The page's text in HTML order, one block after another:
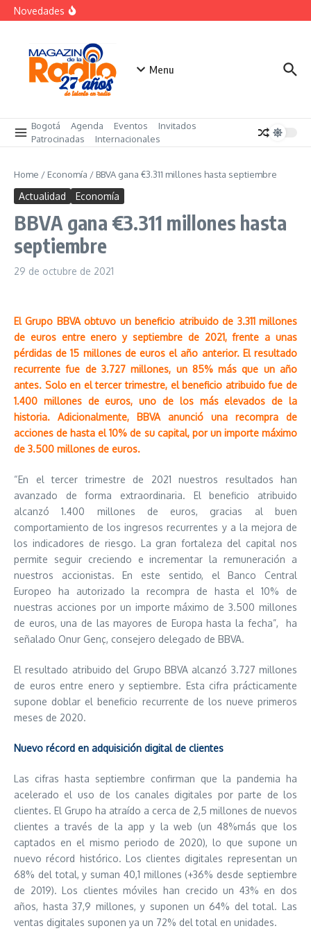
Saltar al contenido
Novedades
La posesión presidencial se verá en especial de DNEWS
sustitución de la coca
Menu
Bogotá Agenda Eventos
Invitados
Patrocinadas
Internacionales
Home / Economía / BBVA gana €3.311 millones hasta septiembre
Actualidad Economía
BBVA gana €3.311 millones hasta
septiembre
29 de octubre de 2021
El Grupo BBVA obtuvo un beneficio atribuido de 3.311 millones
de euros entre enero y septiembre de 2021, frente a unas
pérdidas de 15 millones de euros el año anterior. El resultado
recurrente fue de 3.727 millones, un 85% más que un año
antes. Solo en el tercer trimestre, el beneficio atribuido fue de
1.400 millones de euros, uno de los más elevados de la
historia. Adicionalmente, BBVA anunció una recompra de
acciones de hasta el 10% de su capital, por un importe máximo
de 3.500 millones de euros.
“En el tercer trimestre de 2021 nuestros resultados han
avanzado de forma extraordinaria. El beneficio atribuido
alcanzó 1.400 millones de euros, gracias al buen
comportamiento de los ingresos recurrentes y a la mejora de
los indicadores de riesgo. La gran fortaleza del capital nos
permite seguir creciendo e incrementar la remuneración a
nuestros accionistas. En este sentido, el Banco Central
Europeo ha autorizado la recompra de hasta el 10% de
nuestras acciones por un importe máximo de 3.500 millones
de euros, una de las mayores de Europa hasta la fecha”, ha
señalado Onur Genç, consejero delegado de BBVA.
El resultado atribuido del Grupo BBVA alcanzó 3.727 millones
de euros entre enero y septiembre. Esta cifra prácticamente
supone doblar el beneficio recurrente de los nueve primeros
meses de 2020.
Nuevo récord en adquisición digital de clientes
Las cifras hasta septiembre confirman que la pandemia ha
acelerado el uso de los canales digitales por parte de los
clientes. El Grupo ha atraído a cerca de 2,5 millones de nuevos
clientes a través de la app y la web (un 48%más que los
captados en el mismo periodo de 2020), lo que supone un
nuevo récord histórico. Los clientes digitales representan un
68% del total, y suman 40,1 millones (+36% desde septiembre
de 2019). Los clientes móviles han crecido un 43% en dos
años, hasta 37,9 millones, y suponen un 64% del total. Las
ventas digitales suponen ya un 72% del total en unidades.